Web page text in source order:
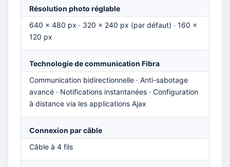
Résolution photo réglable
640 × 480 px · 320 × 240 px (par défaut) · 160 ×
120 px
Technologie de communication Fibra
Communication bidirectionnelle · Anti-sabotage
avancé · Notifications instantanées · Configuration
à distance via les applications Ajax
Connexion par câble
Câble à 4 fils